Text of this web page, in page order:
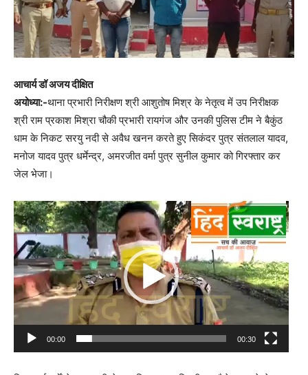
आचार्य डॉ अजय दीक्षित
अयोध्या:-थाना प्रभारी निरीक्षण श्री आशुतोष मिश्र के नेतृत्व में उप निरीक्षक
श्री राम प्रकाश मिश्रा चौकी प्रभारी रायगंज और उनकी पुलिस टीम ने बैकुंठ
धाम के निकट सरयु नदी से अवैध खनन करते हुए सिकंदर पुत्र संतलाल यादव,
मनोज यादव पुत्र धर्मेन्द्र, अमरजीत वर्मा पुत्र सुनील कुमार को गिरफ्तार कर
जेल भेजा।
Video
Player
00:00 00:30